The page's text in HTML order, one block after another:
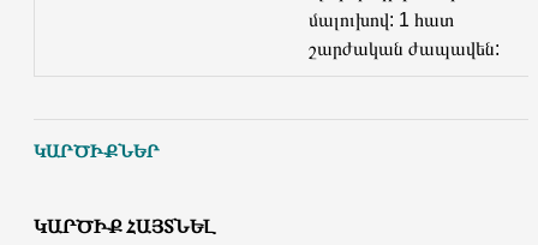
մալուխով: 1 հատ
շարժական ժապավեն:
ԿԱՐԾԻՔՆԵՐ
ԿԱՐԾԻՔ ՀԱՅՏՆԵԼ